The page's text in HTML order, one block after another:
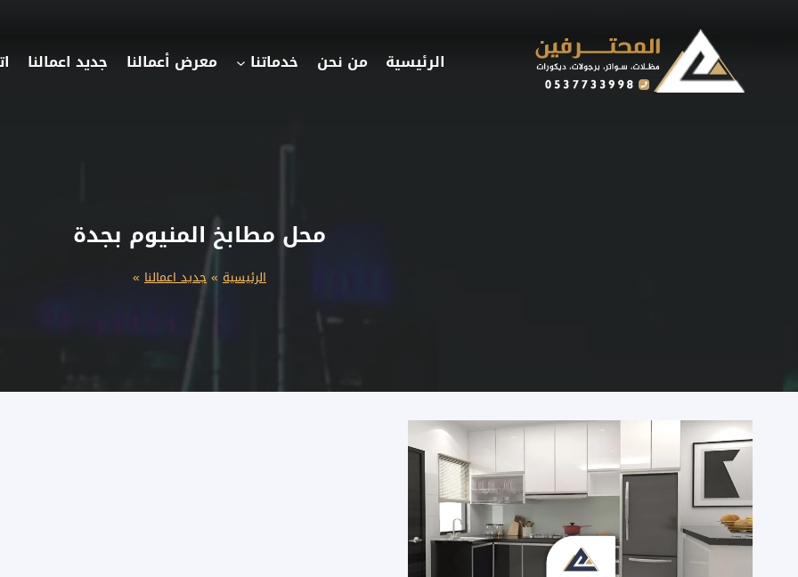
الرئيسية من نحن خدماتنا معرض أعمالنا جديد اعمالنا
محل مطابخ المنيوم بجدة
الرئيسية » جديد اعمالنا »